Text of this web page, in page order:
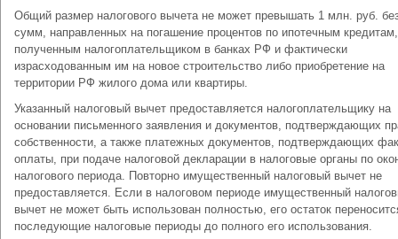
Общий размер налогового вычета не может превышать 1 млн. руб.
сумм, направленных на погашение процентов по ипотечным кредитам,
полученным налогоплательщиком в банках РФ и фактически
израсходованным им на новое строительство либо приобретение на
территории РФ жилого дома или квартиры.
Указанный налоговый вычет предоставляется налогоплательщику на
основании письменного заявления и документов, подтверждающих
собственности, а также платежных документов, подтверждающих
оплаты, при подаче налоговой декларации в налоговые органы по
налогового периода. Повторно имущественный налоговый вычет не
предоставляется. Если в налоговом периоде имущественный
вычет не может быть использован полностью, его остаток
последующие налоговые периоды до полного его использования.